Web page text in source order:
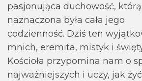
pasjonująca duchowość, którą
naznaczona była cała jego
codzienność. Dziś ten
mnich, eremita, mistyk i
Kościoła przypomina nam o
najważniejszych i uczy, jak